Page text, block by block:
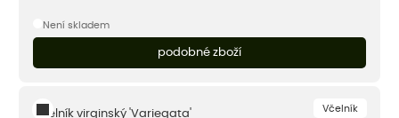
Není skladem
podobné zboží
Včelník
Včelník virginský 'Variegata'